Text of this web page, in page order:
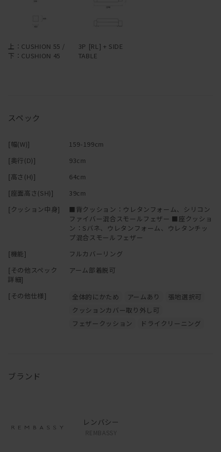
上：CUSHION 55 /
下：CUSHION 45
3P [RL] + SIDE
TABLE
スペック
[幅(W)]
159-199cm
[奥行(D)]
93cm
[高さ(H)]
64cm
[座面高さ(SH)]
39cm
[クッション中身]
■背クッション：ウレタンフォーム、シリコン
ファイバー混合スモールフェザー ■座クッショ
ン：Sバネ、ウレタンフォーム、ウレタンチッ
プ混合スモールフェザー
[機能]
フルカバーリング
[その他スペック
詳細]
アーム部着脱可
[その他仕様] 全体的にかため アームあり
張地選択可
クッションカバー取り外し可
フェザークッション
ドライクリーニング
ブランド
レンバシー
REMBASSY